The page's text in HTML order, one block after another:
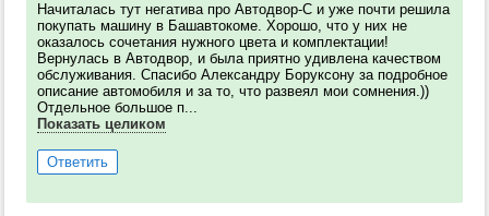
Начиталась тут негатива про Автодвор-С и уже почти решила
покупать машину в Башавтокоме. Хорошо, что у них не
оказалось сочетания нужного цвета и комплектации!
Вернулась в Автодвор, и была приятно удивлена качеством
обслуживания. Спасибо Александру Боруксону за подробное
описание автомобиля и за то, что развеял мои сомнения.))
Отдельное большое п...
Показать целиком
Ответить